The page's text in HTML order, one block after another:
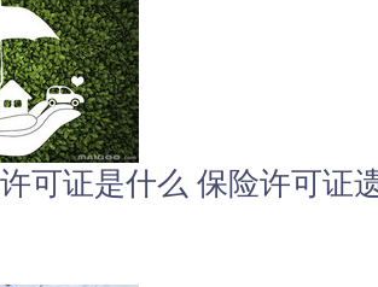
可证是什么 保险许可证